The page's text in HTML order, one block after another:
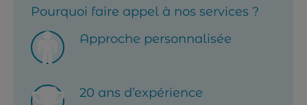
Pourquoi faire appel à nos services ?
Approche personnalisée
20 ans d’expérience